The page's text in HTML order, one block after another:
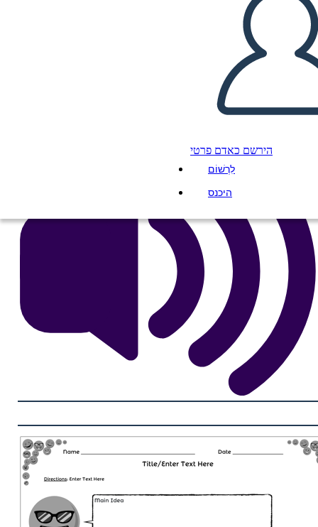
הירשם כאדם פרטי
לִרְשׁוֹם
היכנס